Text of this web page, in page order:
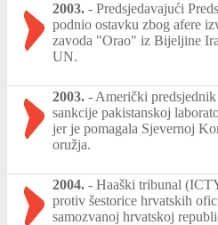
2003. - Predsjedavajući
podnio ostavku zbog afere
zavoda "Orao" iz Bijeljine
UN.
2003. - Američki
sankcije pakistanskoj
jer je pomagala Sjevernoj
oružja.
2004. - Haaški tribunal
protiv šestorice hrvatskih
samozvanoj hrvatskoj